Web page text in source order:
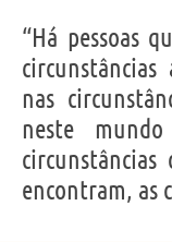
“Há pessoas
nas
neste
encontram, as